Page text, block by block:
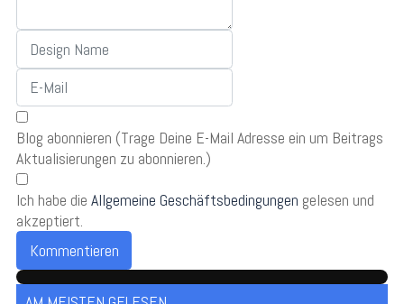
Blog abonnieren (Trage Deine E-Mail Adresse ein um Beitrags
Aktualisierungen zu abonnieren.)
Ich habe die Allgemeine Geschäftsbedingungen gelesen und
akzeptiert.
Kommentieren